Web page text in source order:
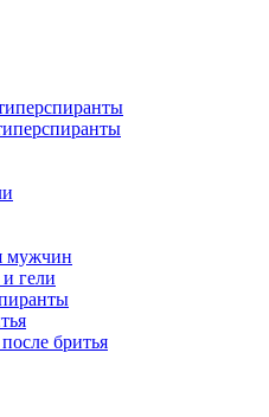
мужчин
гели
бритья